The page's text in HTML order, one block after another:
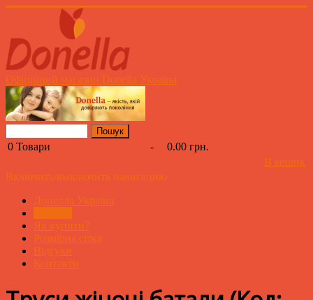
Офіційний магазин Donella Україна
0 Товари -
0.00 грн.
В кошик
Включить/выключить навигацию
Донелла Україна
Як купити?
Розмірна сітка
Відгуки
Контакти